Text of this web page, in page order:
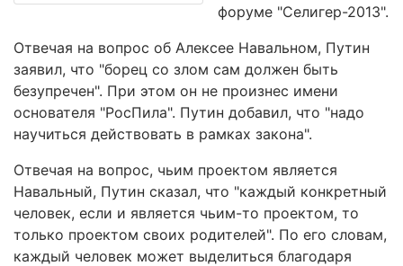
форуме "Селигер-2013".
Отвечая на вопрос об Алексее Навальном, Путин
заявил, что "борец со злом сам должен быть
безупречен". При этом он не произнес имени
основателя "РосПила". Путин добавил, что "надо
научиться действовать в рамках закона".
Отвечая на вопрос, чьим проектом является
Навальный, Путин сказал, что "каждый конкретный
человек, если и является чьим-то проектом, то
только проектом своих родителей". По его словам,
каждый человек может выделиться благодаря